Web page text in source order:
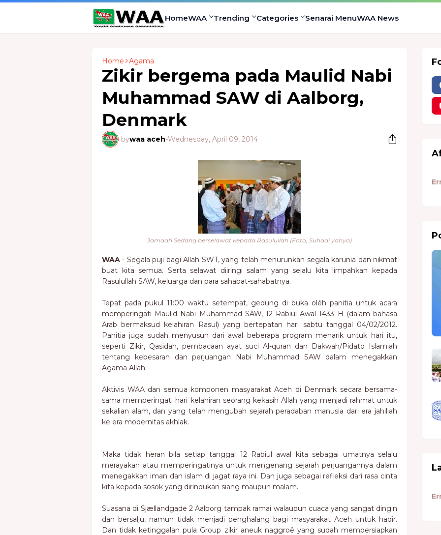
HomeWAA Trending Categories Senarai MenuWAA News
Home Agama
Zikir bergema pada Maulid Nabi
Muhammad SAW di Aalborg,
Denmark
bywaa aceh-Wednesday, April 09, 2014
Jamaah Sedang berselawat kepada Rasulullah (Foto, Suhadi yahya)
WAA - Segala puji bagi Allah SWT, yang telah menurunkan segala karunia dan nikmat
buat kita semua. Serta selawat diiringi salam yang selalu kita limpahkan kepada
Rasulullah SAW, keluarga dan para sahabat-sahabatnya.
Tepat pada pukul 11:00 waktu setempat, gedung di buka oléh panitia untuk acara
memperingati Maulid Nabi Muhammad SAW, 12 Rabiul Awal 1433 H (dalam bahasa
Arab bermaksud kelahiran Rasul) yang bertepatan hari sabtu tanggal 04/02/2012.
Panitia juga sudah menyusun dari awal beberapa program menarik untuk hari itu,
seperti Zikir, Qasidah, pembacaan ayat suci Al-quran dan Dakwah/Pidato Islamiah
tentang kebesaran dan perjuangan Nabi Muhammad SAW dalam menegakkan
Agama Allah.
Aktivis WAA dan semua komponen masyarakat Aceh di Denmark secara bersama-
sama memperingati hari kelahiran seorang kekasih Allah yang menjadi rahmat untuk
sekalian alam, dan yang telah mengubah sejarah peradaban manusia dari era jahiliah
ke era modernitas akhlak.
Maka tidak heran bila setiap tanggal 12 Rabiul awal kita sebagai umatnya selalu
merayakan atau memperingatinya untuk mengenang sejarah perjuangannya dalam
menegakkan iman dan islam di jagat raya ini. Dan juga sebagai refleksi dari rasa cinta
kita kepada sosok yang dirindukan siang maupun malam.
Suasana di Sjællandgade 2 Aalborg tampak ramai walaupun cuaca yang sangat dingin
dan bersalju, namun tidak menjadi penghalang bagi masyarakat Aceh untuk hadir.
Dan tidak ketinggalan pula Group zikir aneuk naggroë yang sudah mempersiapkan